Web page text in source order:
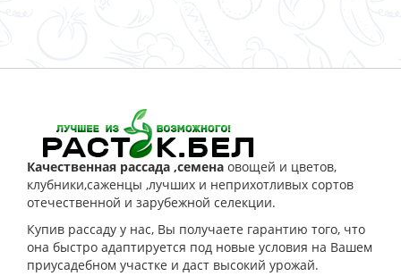
Качественная рассада ,семена овощей и цветов,
клубники,саженцы ,лучших и неприхотливых сортов
отечественной и зарубежной селекции.
Купив рассаду у нас, Вы получаете гарантию того, что
она быстро адаптируется под новые условия на Вашем
приусадебном участке и даст высокий урожай.